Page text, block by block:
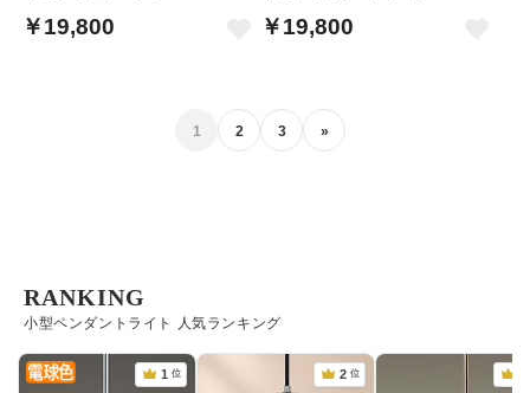
￥19,800 ￥19,800
1 2 3 »
小型ペンダントライト 人気ランキング
RANKING